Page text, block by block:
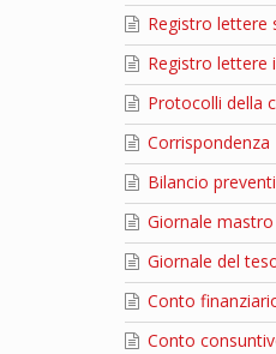
Registro lettere
Registro lettere
Protocolli della
Corrispondenza
Bilancio
Giornale mastro
Giornale del
Conto
Conto